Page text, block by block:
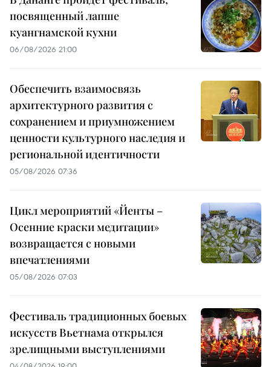
посвященный лапше
куангнамской кухни
06/08/2026 21:00
Обеспечить взаимосвязь
архитектурного развития с
сохранением и приумножением
ценности культурного наследия и
региональной идентичности
05/08/2026 07:36
Цикл мероприятий «Йенты –
Осенние краски медитации»
возвращается с новыми
впечатлениями
05/08/2026 07:03
Фестиваль традиционных боевых
искусств Вьетнама открылся
зрелищными выступлениями